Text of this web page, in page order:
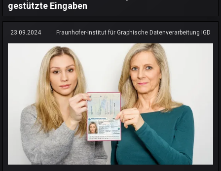
gestützte Eingaben
23.09.2024 Fraunhofer-Institut für Graphische Datenverarbeitung IGD